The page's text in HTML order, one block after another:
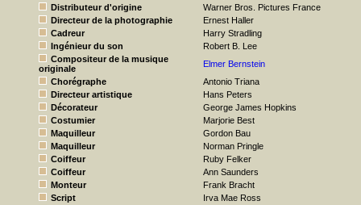
Distributeur d'origine
Warner Bros. Pictures France
Directeur de la photographie
Ernest Haller
Cadreur
Harry Stradling
Ingénieur du son
Robert B. Lee
Compositeur de la musique
originale
Elmer Bernstein
Chorégraphe
Antonio Triana
Directeur artistique
Hans Peters
Décorateur
George James Hopkins
Costumier
Marjorie Best
Maquilleur
Gordon Bau
Maquilleur
Norman Pringle
Coiffeur
Ruby Felker
Coiffeur
Ann Saunders
Monteur
Frank Bracht
Script
Irva Mae Ross